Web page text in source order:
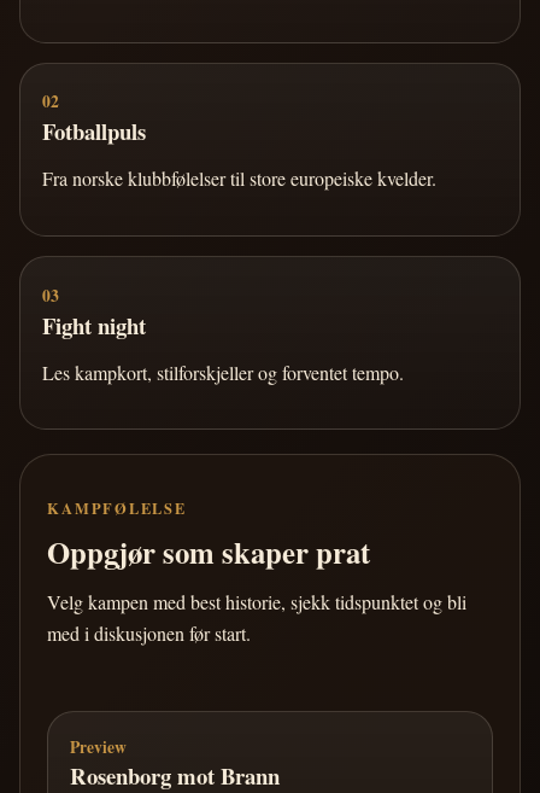
02
Fotballpuls
Fra norske klubbfølelser til store europeiske kvelder.
03
Fight night
Les kampkort, stilforskjeller og forventet tempo.
KAMPFØLELSE
Oppgjør som skaper prat
Velg kampen med best historie, sjekk tidspunktet og bli
med i diskusjonen før start.
Preview
Rosenborg mot Brann